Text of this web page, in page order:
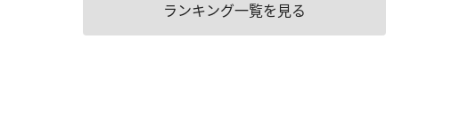
ランキング一覧を見る